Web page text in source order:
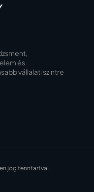
és
vállalati szintre
jog fenntartva.